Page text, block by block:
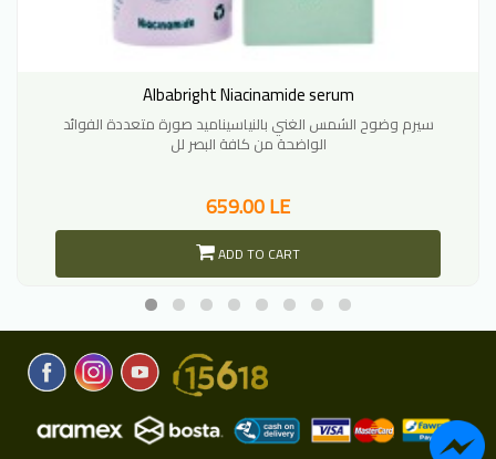
Albabright Niacinamide serum
سيرم وضوح الشمس الغني بالنياسيناميد صورة متعددة الفوائد
الواضحة من كافة البصر لل
659.00 LE
ADD TO CART